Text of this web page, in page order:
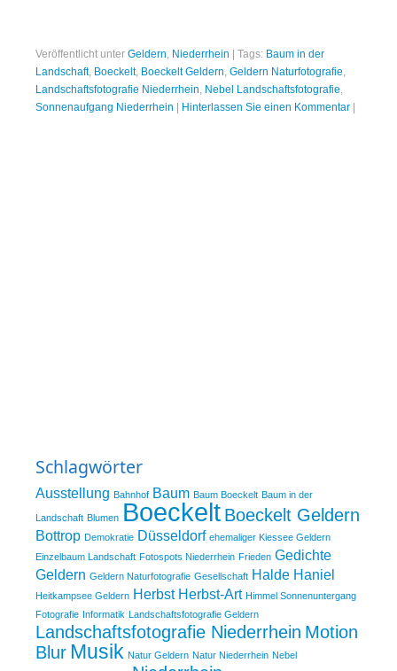
Veröffentlicht unter Geldern, Niederrhein Tags: Baum in der
Landschaft, Boeckelt, Boeckelt Geldern, Geldern Naturfotografie,
Landschaftsfotografie Niederrhein, Nebel Landschaftsfotografie,
Sonnenaufgang Niederrhein
Hinterlassen Sie einen Kommentar
Schlagwörter
Ausstellung Bahnhof Baum Baum Boeckelt Baum in der
Landschaft Blumen Boeckelt Boeckelt Geldern
Bottrop Demokratie Düsseldorf ehemaliger Kiessee Geldern
Einzelbaum Landschaft Fotospots Niederrhein Frieden Gedichte
Geldern Geldern Naturfotografie Gesellschaft Halde Haniel
Heitkampsee Geldern Herbst Herbst-Art Himmel Sonnenuntergang
Fotografie Informatik Landschaftsfotografie Geldern
Landschaftsfotografie Niederrhein Motion
Blur Musik Natur Geldern Natur Niederrhein Nebel